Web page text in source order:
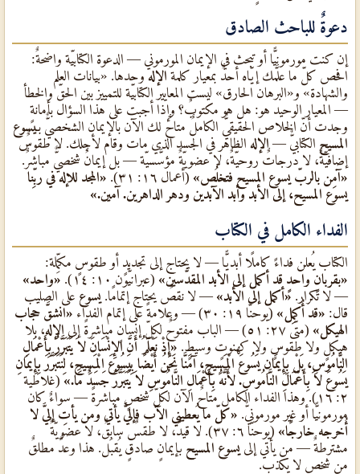
دعوةٌ للباحث الصادق
إن كنت مورمونيًّا أو تبحث في الإيمان المورموني — الدعوة الكتابيّة واضحةٌ:
افحص كلّ ما علَّمك إيّاه أحدٌ بمعيار كلمة الإله وحدها. «بيانات العلم
والشهادة» و«البرهان الحارق» ليست المعايير الكتابيّة للتمييز بين الحقّ والخطأ
— المعيار الوحيد هو: هل هو مكتوبٌ؟ وإذا أجبت على هذا السؤال بأمانةٍ
وجدت أنّ الخلاص الحقيقيٌّ الكاملٌ متاحٌ لك الآن بالإيمان الشخصيٌّ بـيسوع
المسيح الكتابيٌّ — الإله الظاهر في الجسد الذي مات وقام لأجلك. لا طقوسٌ
إضافيّةٌ، لا درجاتٌ روحيّةٌ، لا عضويّةٌ مؤسَّسيّة — بل إيمانٌ شخصيٌّ مباشرٌ.
«آمِن بالربّ يسوع المسيح فتخلُص» (أعمال ١٦: ٣١).
«المجد للإله في ربِّنا
يسوع المسيح، إلى الأبد وأبد الآبدين ودهر الداهرين. آمين.»
الفداء الكامل في الكتاب
الكتاب يُعلن فداءً كاملًا أبديًّا — لا يحتاج إلى تجديدٍ أو طقوسٍ مكمِّلة:
«بقربانٍ واحدٍ قد أكمل إلى الأبد المقدَّسين» (عبرانيّون ١٠: ١٤).
«واحد»
— لا تكرار.«أكمل إلى الأبد» — لا نقصٌ يحتاج إتمامًا. يسوع على الصليب
قال: «قد أُكمِل» (يوحنّا ١٩: ٣٠) — وعلامةً على إتمام الفداء
«انشقَّ حجاب
الهيكل» (متّى ٢٧: ٥١) — الباب مفتوحٌ لكلّ إنسانٍ مباشرةً إلى الإله، بلا
هيكلٍ ولا طقوسٍ ولا كهنوتٍ وسيطٍ. «إِذْ نَعْلَمُ أَنَّ الإِنْسَانَ لاَ يَتَبَرَّرُ بِأَعْمَالِ
النَّامُوسِ، بَلْ بِإِيمَانِ يَسُوعَ الْمَسِيحِ، آمَنَّا نَحْنُ أَيْضًا بِيَسُوعَ الْمَسِيحِ، لِنَتَبَرَّرَ بِإِيمَانِ
يَسُوعَ لاَ بِأَعْمَالِ النَّامُوسِ. لأَنَّهُ بِأَعْمَالِ النَّامُوسِ لاَ يَتَبَرَّرُ جَسَدٌ مَا.»(غلاطية
٢: ١٦). وهذا الفداء الكامل متاحٌ الآن لكلّ شخصٍ مباشرةً — سواءٌ كان
مورمونيًّا أو غير مورمونيٌّ. «كلّ ما يُعطيني الآب فإليَّ يأتي ومن يأتِ إليَّ لا
أُخرجه خارجًا»
(يوحنّا ٦: ٣٧). لا قيدٌ، لا طقسٌ سابقٌ، لا عضويّةٌ
مشترطةٌ — من يأتي إلى يسوع المسيح بإيمانٍ صادقٍ يُقبَل. هذا وعدٌ مطلقٌ
من شخصٍ لا يكذب.